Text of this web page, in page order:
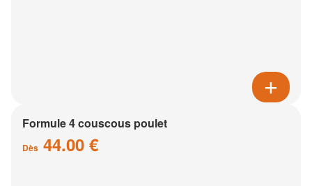
Formule 4 couscous poulet
Dès 44.00 €